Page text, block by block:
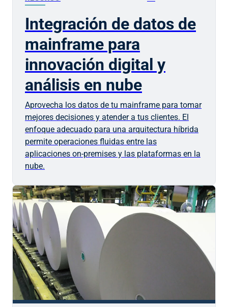
Integración de datos de
mainframe para
innovación digital y
análisis en nube
Aprovecha los datos de tu mainframe para tomar
mejores decisiones y atender a tus clientes. El
enfoque adecuado para una arquitectura híbrida
permite operaciones fluidas entre las
aplicaciones on-premises y las plataformas en la
nube.